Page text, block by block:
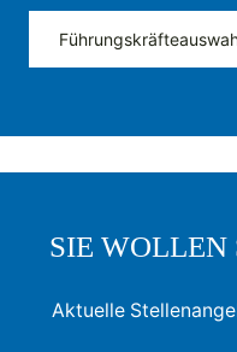
SIE WOLLEN
Aktuelle